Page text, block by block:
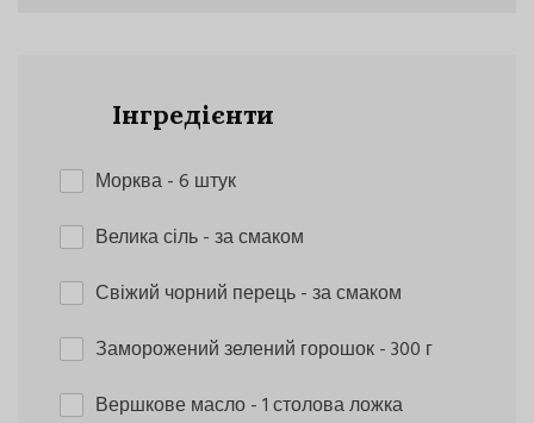
Інгредієнти
Морква- 6 штук
Велика сіль- за смаком
Свіжий чорний перець- за смаком
Заморожений зелений горошок- 300 г
Вершкове масло- 1 столова ложка